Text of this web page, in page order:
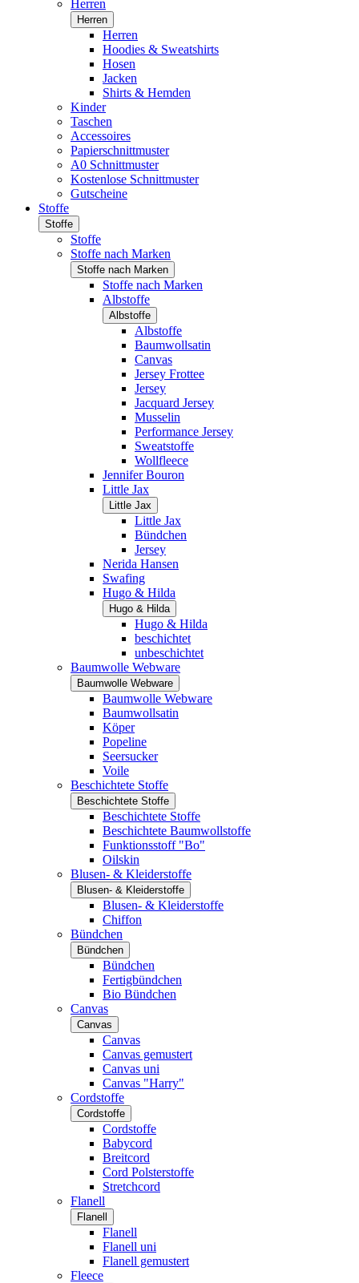
Herren
Herren
Herren
Hoodies & Sweatshirts
Hosen
Jacken
Shirts & Hemden
Kinder
Taschen
Accessoires
Papierschnittmuster
A0 Schnittmuster
Kostenlose Schnittmuster
Gutscheine
Stoffe
Stoffe
Stoffe
Stoffe nach Marken
Stoffe nach Marken
Stoffe nach Marken
Albstoffe
Albstoffe
Albstoffe
Baumwollsatin
Canvas
Jersey Frottee
Jersey
Jacquard Jersey
Musselin
Performance Jersey
Sweatstoffe
Wollfleece
Jennifer Bouron
Little Jax
Little Jax
Little Jax
Bündchen
Jersey
Nerida Hansen
Swafing
Hugo & Hilda
Hugo & Hilda
Hugo & Hilda
beschichtet
unbeschichtet
Baumwolle Webware
Baumwolle Webware
Baumwolle Webware
Baumwollsatin
Köper
Popeline
Seersucker
Voile
Beschichtete Stoffe
Beschichtete Stoffe
Beschichtete Stoffe
Beschichtete Baumwollstoffe
Funktionsstoff "Bo"
Oilskin
Blusen- & Kleiderstoffe
Blusen- & Kleiderstoffe
Blusen- & Kleiderstoffe
Chiffon
Bündchen
Bündchen
Bündchen
Fertigbündchen
Bio Bündchen
Canvas
Canvas
Canvas
Canvas gemustert
Canvas uni
Canvas "Harry"
Cordstoffe
Cordstoffe
Cordstoffe
Babycord
Breitcord
Cord Polsterstoffe
Stretchcord
Flanell
Flanell
Flanell
Flanell uni
Flanell gemustert
Fleece